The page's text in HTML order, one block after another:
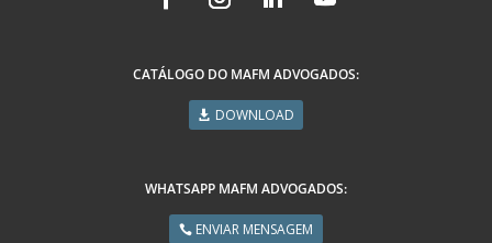
CATÁLOGO DO MAFM ADVOGADOS:
DOWNLOAD
WHATSAPP MAFM ADVOGADOS:
ENVIAR MENSAGEM